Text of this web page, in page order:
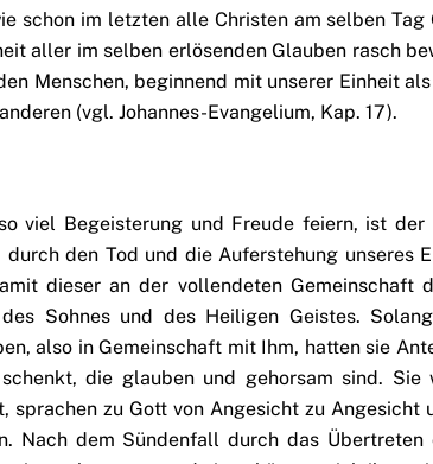
schon im letzten alle Christen am selben Tag
aller im selben erlösenden Glauben rasch
Menschen, beginnend mit unserer Einheit
(vgl. Johannes-Evangelium, Kap. 17).
viel Begeisterung und Freude feiern, ist der
den Tod und die Auferstehung unseres
dieser an der vollendeten Gemeinschaft
Sohnes und des Heiligen Geistes.
also in Gemeinschaft mit Ihm, hatten sie
die glauben und gehorsam sind. Sie
sprachen zu Gott von Angesicht zu Angesicht
Nach dem Sündenfall durch das Übertreten